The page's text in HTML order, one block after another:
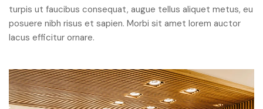
turpis ut faucibus consequat, augue tellus aliquet metus, eu
posuere nibh risus et sapien. Morbi sit amet lorem auctor
lacus efficitur ornare.